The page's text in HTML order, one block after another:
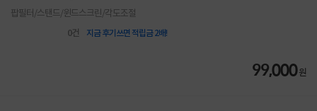
팝필터/스탠드/윈드스크린/각도조절
0건 지금 후기쓰면 적립금 2배!
99,000원